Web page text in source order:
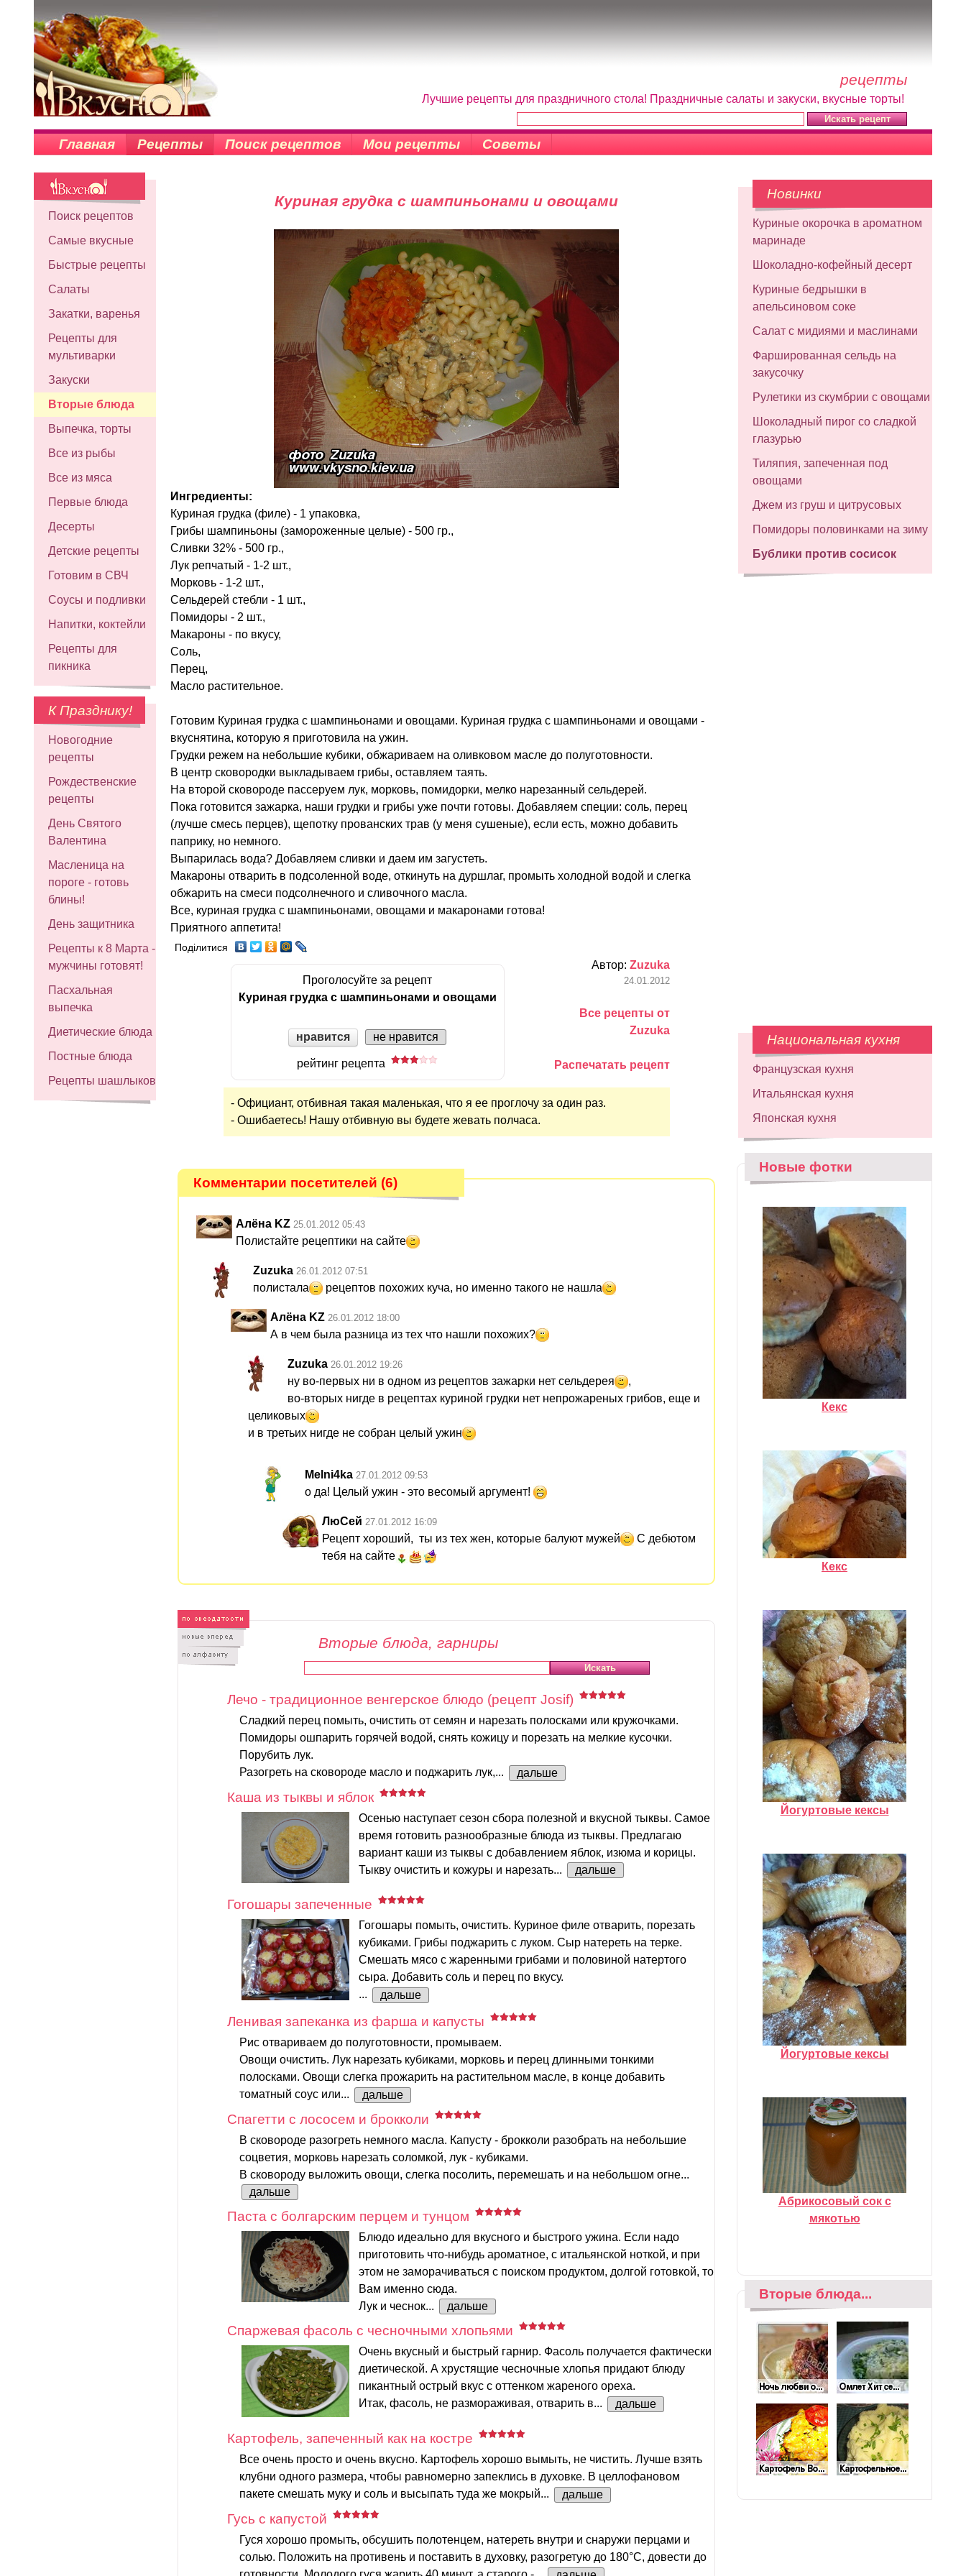
рецепты
Лучшие рецепты для праздничного стола! Праздничные салаты и закуски, вкусные торты!
Главная Рецепты Поиск рецептов Мои рецепты Советы
Поиск рецептов
Самые вкусные
Быстрые рецепты
Салаты
Закатки, варенья
Рецепты для
мультиварки
Закуски
Вторые блюда
Выпечка, торты
Все из рыбы
Все из мяса
Первые блюда
Десерты
Детские рецепты
Готовим в СВЧ
Соусы и подливки
Напитки, коктейли
Рецепты для
пикника
К Празднику!
Новогодние
рецепты
Рождественские
рецепты
День Святого
Валентина
Масленица на
пороге - готовь
блины!
День защитника
Рецепты к 8 Марта -
мужчины готовят!
Пасхальная
выпечка
Диетические блюда
Постные блюда
Рецепты шашлыков
Куриная грудка с шампиньонами и овощами
Ингредиенты:
Куриная грудка (филе) - 1 упаковка,
Грибы шампиньоны (замороженные целые) - 500 гр.,
Сливки 32% - 500 гр.,
Лук репчатый - 1-2 шт.,
Морковь - 1-2 шт.,
Сельдерей стебли - 1 шт.,
Помидоры - 2 шт.,
Макароны - по вкусу,
Соль,
Перец,
Масло растительное.
Готовим Куриная грудка с шампиньонами и овощами. Куриная грудка с шампиньонами и овощами -
вкуснятина, которую я приготовила на ужин.
Грудки режем на небольшие кубики, обжариваем на оливковом масле до полуготовности.
В центр сковородки выкладываем грибы, оставляем таять.
На второй сковороде пассеруем лук, морковь, помидорки, мелко нарезанный сельдерей.
Пока готовится зажарка, наши грудки и грибы уже почти готовы. Добавляем специи: соль, перец
(лучше смесь перцев), щепотку прованских трав (у меня сушеные), если есть, можно добавить
паприку, но немного.
Выпарилась вода? Добавляем сливки и даем им загустеть.
Макароны отварить в подсоленной воде, откинуть на дуршлаг, промыть холодной водой и слегка
обжарить на смеси подсолнечного и сливочного масла.
Все, куриная грудка с шампиньонами, овощами и макаронами готова!
Приятного аппетита!
Поділитися
Проголосуйте за рецепт
Куриная грудка с шампиньонами и овощами
нравится не нравится
рейтинг рецепта
Автор: Zuzuka
24.01.2012
Все рецепты от
Zuzuka
Распечатать рецепт
- Официант, отбивная такая маленькая, что я ее проглочу за один раз.
- Ошибаетесь! Нашу отбивную вы будете жевать полчаса.
Комментарии посетителей (6)
Алёна KZ 25.01.2012 05:43
Полистайте рецептики на сайте
Zuzuka 26.01.2012 07:51
полистала рецептов похожих куча, но именно такого не нашла
Алёна KZ 26.01.2012 18:00
А в чем была разница из тех что нашли похожих?
Zuzuka 26.01.2012 19:26
ну во-первых ни в одном из рецептов зажарки нет сельдерея
,
во-вторых нигде в рецептах куриной грудки нет непрожареных грибов, еще и
целиковых
и в третьих нигде не собран целый ужин
Melni4ka 27.01.2012 09:53
о да! Целый ужин - это весомый аргумент!
ЛюСей 27.01.2012 16:09
Рецепт хороший, ты из тех жен, которые балуют мужей
С дебютом
тебя на сайте
Вторые блюда, гарниры
Лечо - традиционное венгерское блюдо (рецепт Josif)
Сладкий перец помыть, очистить от семян и нарезать полосками или кружочками.
Помидоры ошпарить горячей водой, снять кожицу и порезать на мелкие кусочки.
Порубить лук.
Разогреть на сковороде масло и поджарить лук,...
дальше
Каша из тыквы и яблок
Осенью наступает сезон сбора полезной и вкусной тыквы. Самое
время готовить разнообразные блюда из тыквы. Предлагаю
вариант каши из тыквы с добавлением яблок, изюма и корицы.
Тыкву очистить и кожуры и нарезать...
дальше
Гогошары запеченные
Гогошары помыть, очистить. Куриное филе отварить, порезать
кубиками. Грибы поджарить с луком. Сыр натереть на терке.
Смешать мясо с жаренными грибами и половиной натертого
сыра. Добавить соль и перец по вкусу.
...
дальше
Ленивая запеканка из фарша и капусты
Рис отвариваем до полуготовности, промываем.
Овощи очистить. Лук нарезать кубиками, морковь и перец длинными тонкими
полосками. Овощи слегка прожарить на растительном масле, в конце добавить
томатный соус или...
дальше
Спагетти с лососем и брокколи
В сковороде разогреть немного масла. Капусту - брокколи разобрать на небольшие
соцветия, морковь нарезать соломкой, лук - кубиками.
В сковороду выложить овощи, слегка посолить, перемешать и на небольшом огне...
дальше
Паста с болгарским перцем и тунцом
Блюдо идеально для вкусного и быстрого ужина. Если надо
приготовить что-нибудь ароматное, с итальянской ноткой, и при
этом не заморачиваться с поиском продуктом, долгой готовкой, то
Вам именно сюда.
Лук и чеснок...
дальше
Спаржевая фасоль с чесночными хлопьями
Очень вкусный и быстрый гарнир. Фасоль получается фактически
диетической. А хрустящие чесночные хлопья придают блюду
пикантный острый вкус с оттенком жареного ореха.
Итак, фасоль, не размораживая, отварить в...
дальше
Картофель, запеченный как на костре
Все очень просто и очень вкусно. Картофель хорошо вымыть, не чистить. Лучше взять
клубни одного размера, чтобы равномерно запеклись в духовке. В целлофановом
пакете смешать муку и соль и высыпать туда же мокрый...
дальше
Гусь с капустой
Гуся хорошо промыть, обсушить полотенцем, натереть внутри и снаружи перцами и
солью. Положить на противень и поставить в духовку, разогретую до 180°С, довести до
Новинки
Куриные окорочка в ароматном
маринаде
Шоколадно-кофейный десерт
Куриные бедрышки в
апельсиновом соке
Салат с мидиями и маслинами
Фаршированная сельдь на
закусочку
Рулетики из скумбрии с овощами
Шоколадный пирог со сладкой
глазурью
Тиляпия, запеченная под
овощами
Джем из груш и цитрусовых
Помидоры половинками на зиму
Бублики против сосисок
Национальная кухня
Французская кухня
Итальянская кухня
Японская кухня
Новые фотки
Кекс
Кекс
Йогуртовые кексы
Йогуртовые кексы
Абрикосовый сок с
мякотью
Вторые блюда...